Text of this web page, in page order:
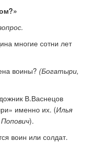
многие сотни лет
воины? (Богатыри,
В.Васнецов
именно их. (Илья
).
воин или солдат.